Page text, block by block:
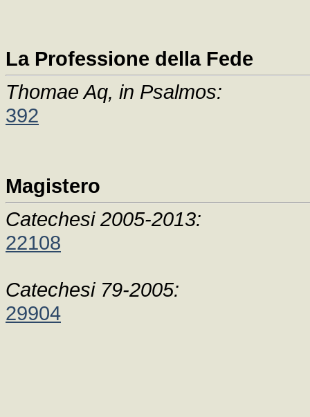
La Professione della Fede
Thomae Aq, in Psalmos:
392
Magistero
Catechesi 2005-2013:
22108
Catechesi 79-2005:
29904